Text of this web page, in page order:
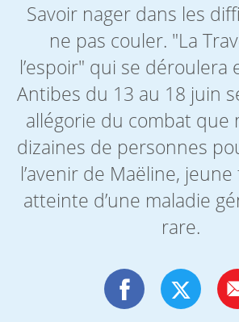
Savoir nager dans les
ne pas couler. "La
l’espoir" qui se déroulera
Antibes du 13 au 18 juin
allégorie du combat que
dizaines de personnes
l’avenir de Maëline,
atteinte d’une maladie
rare.